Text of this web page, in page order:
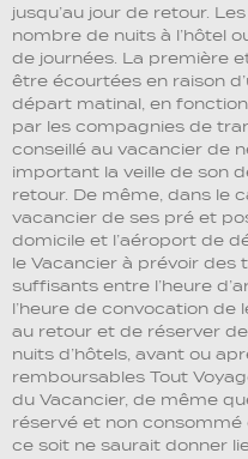
jusqu’au jour de retour.
nombre de nuits à l’hôtel
de journées. La première
être écourtées en raison
départ matinal, en
par les compagnies de
conseillé au vacancier de
important la veille de son
retour. De même, dans le
vacancier de ses pré et
domicile et l’aéroport de
le Vacancier à prévoir
suffisants entre l’heure
l’heure de convocation de
au retour et de réserver
nuits d’hôtels, avant ou
remboursables Tout
du Vacancier, de même
réservé et non
ce soit ne saurait donner